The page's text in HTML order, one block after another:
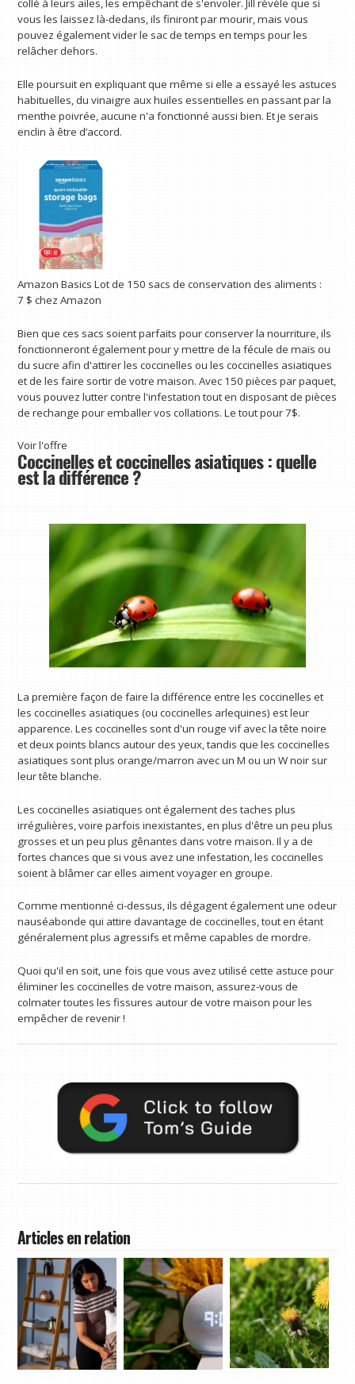
collé à leurs ailes, les empêchant de s'envoler. Jill révèle que si
vous les laissez là-dedans, ils finiront par mourir, mais vous
pouvez également vider le sac de temps en temps pour les
relâcher dehors.
Elle poursuit en expliquant que même si elle a essayé les astuces
habituelles, du vinaigre aux huiles essentielles en passant par la
menthe poivrée, aucune n'a fonctionné aussi bien. Et je serais
enclin à être d’accord.
Amazon Basics Lot de 150 sacs de conservation des aliments :
7 $ chez Amazon
Bien que ces sacs soient parfaits pour conserver la nourriture, ils
fonctionneront également pour y mettre de la fécule de maïs ou
du sucre afin d'attirer les coccinelles ou les coccinelles asiatiques
et de les faire sortir de votre maison. Avec 150 pièces par paquet,
vous pouvez lutter contre l'infestation tout en disposant de pièces
de rechange pour emballer vos collations. Le tout pour 7$.
Voir l'offre
Coccinelles et coccinelles asiatiques : quelle
est la différence ?
La première façon de faire la différence entre les coccinelles et
les coccinelles asiatiques (ou coccinelles arlequines) est leur
apparence. Les coccinelles sont d'un rouge vif avec la tête noire
et deux points blancs autour des yeux, tandis que les coccinelles
asiatiques sont plus orange/marron avec un M ou un W noir sur
leur tête blanche.
Les coccinelles asiatiques ont également des taches plus
irrégulières, voire parfois inexistantes, en plus d'être un peu plus
grosses et un peu plus gênantes dans votre maison. Il y a de
fortes chances que si vous avez une infestation, les coccinelles
soient à blâmer car elles aiment voyager en groupe.
Comme mentionné ci-dessus, ils dégagent également une odeur
nauséabonde qui attire davantage de coccinelles, tout en étant
généralement plus agressifs et même capables de mordre.
Quoi qu'il en soit, une fois que vous avez utilisé cette astuce pour
éliminer les coccinelles de votre maison, assurez-vous de
colmater toutes les fissures autour de votre maison pour les
empêcher de revenir !
Articles en relation